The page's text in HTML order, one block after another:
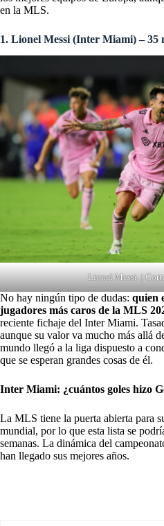
en la MLS.
1. Lionel Messi (Inter Miami) – 35
Lionel Messi. |
No hay ningún tipo de dudas: quien
jugadores más caros de la MLS
reciente fichaje del Inter Miami.
aunque su valor va mucho más allá
mundo llegó a la liga dispuesto a
que se esperan grandes cosas de él.
Inter Miami: ¿cuántos goles hizo
La MLS tiene la puerta abierta para
mundial, por lo que esta lista se
semanas. La dinámica del
han llegado sus mejores años.